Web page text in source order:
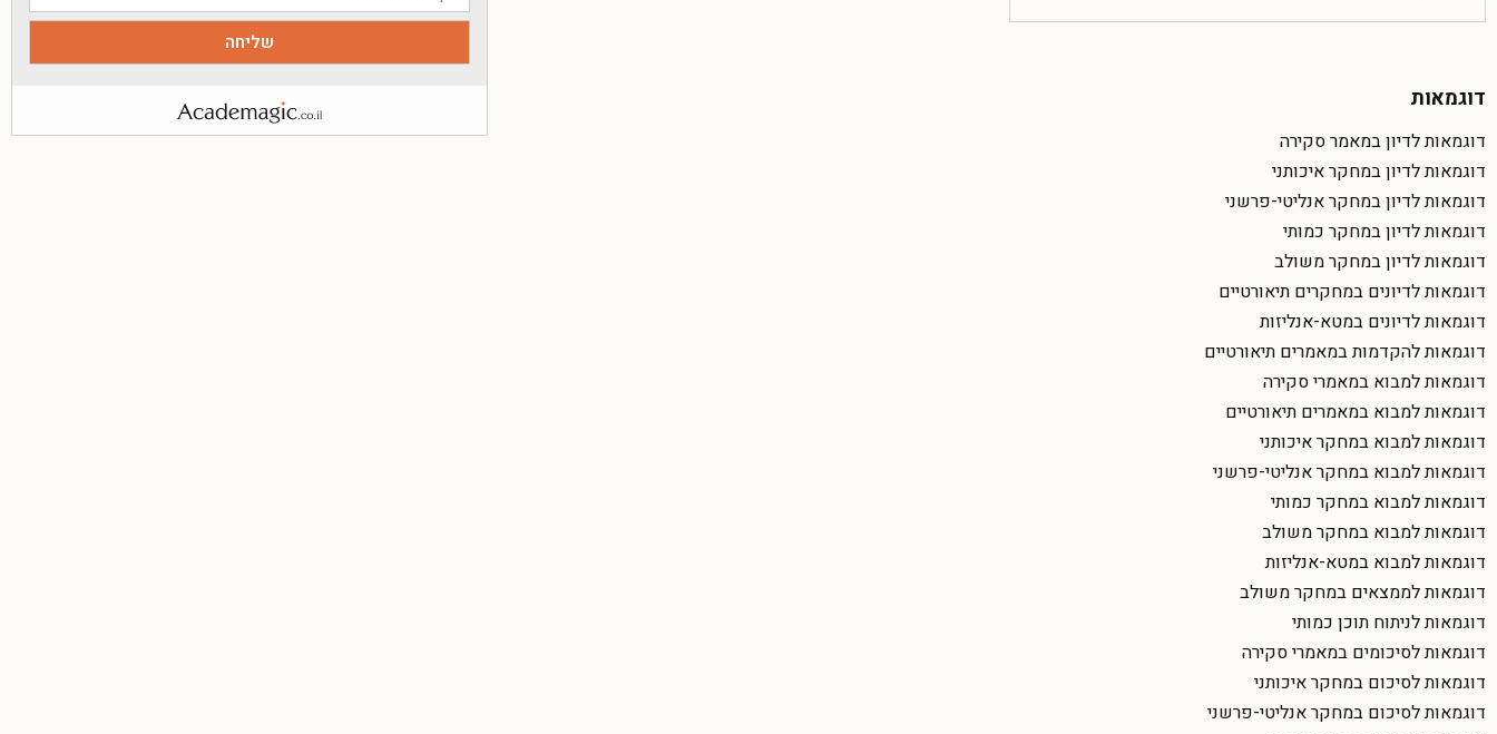
דוגמאות
דוגמאות לדיון במאמר סקירה
דוגמאות לדיון במחקר איכותני
דוגמאות לדיון במחקר אנליטי-פרשני
דוגמאות לדיון במחקר כמותי
דוגמאות לדיון במחקר משולב
דוגמאות לדיונים במחקרים תיאורטיים
דוגמאות לדיונים במטא-אנליזות
דוגמאות להקדמות במאמרים תיאורטיים
דוגמאות למבוא במאמרי סקירה
דוגמאות למבוא במאמרים תיאורטיים
דוגמאות למבוא במחקר איכותני
דוגמאות למבוא במחקר אנליטי-פרשני
דוגמאות למבוא במחקר כמותי
דוגמאות למבוא במחקר משולב
דוגמאות למבוא במטא-אנליזות
דוגמאות לממצאים במחקר משולב
דוגמאות לניתוח תוכן כמותי
דוגמאות לסיכומים במאמרי סקירה
דוגמאות לסיכום במחקר איכותני
דוגמאות לסיכום במחקר אנליטי-פרשני